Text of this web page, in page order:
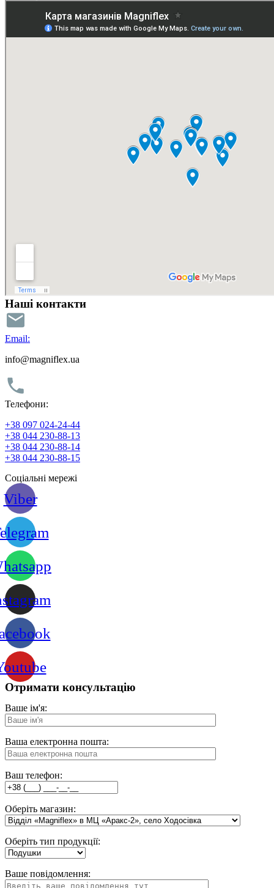
Наші контакти
Email:
info@magniflex.ua
Телефони:
+38 097 024-24-44
+38 044 230-88-13
+38 044 230-88-14
+38 044 230-88-15
Соціальні мережі
Viber
Отримати консультацію
Ваше ім'я:
Ваша електронна пошта:
Ваш телефон:
Оберіть магазин:
Оберіть тип продукції:
Ваше повідомлення: